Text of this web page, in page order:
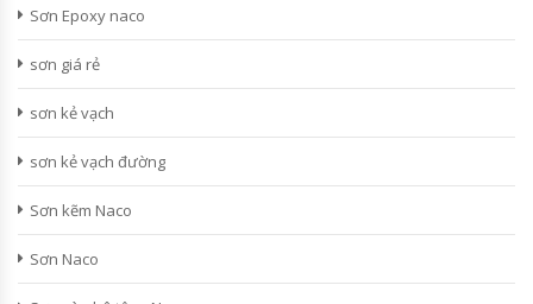
Sơn Epoxy naco
sơn giá rẻ
sơn kẻ vạch
sơn kẻ vạch đường
Sơn kẽm Naco
Sơn Naco